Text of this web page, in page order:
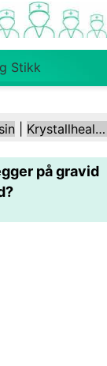
Stikk
Og
Krystallhealing
på gravid